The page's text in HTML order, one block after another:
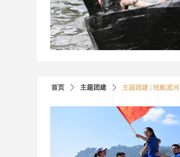
首页 ꄲ 主题团建 ꄲ 主题团建 | 纸船渡河